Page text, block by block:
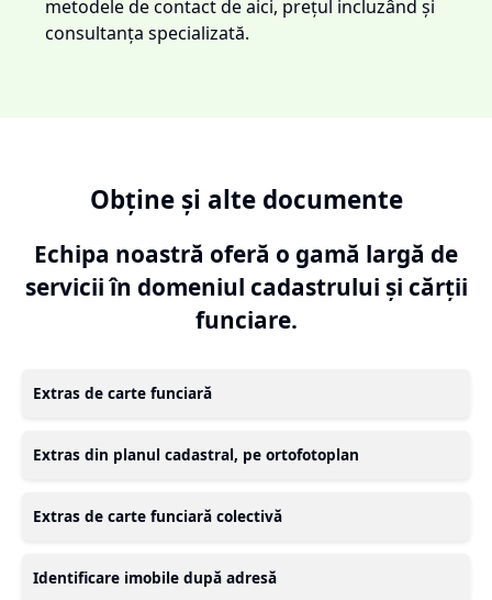
metodele de contact de aici, prețul incluzând și
consultanța specializată.
Obține și alte documente
Echipa noastră oferă o gamă largă de
servicii în domeniul cadastrului și cărții
funciare.
Extras de carte funciară
Extras din planul cadastral, pe ortofotoplan
Extras de carte funciară colectivă
Identificare imobile după adresă